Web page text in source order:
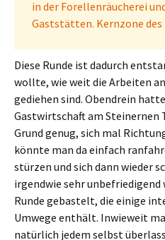
in der Forellenräucherei
Gaststätten. Kernzone
Diese Runde ist dadurch
wollte, wie weit die Arbeiten
gediehen sind. Obendrein
Gastwirtschaft am Steinernen
Grund genug, sich mal
könnte man da einfach
stürzen und sich dann wieder
irgendwie sehr unbefriedigend
Runde gebastelt, die einige
Umwege enthält. Inwieweit
natürlich jedem selbst